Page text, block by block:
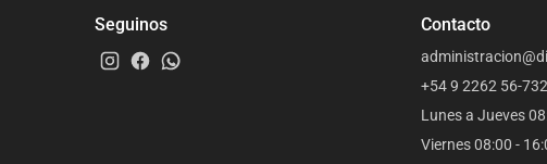
Seguinos Contacto
+54 9 2262 56-
Lunes a Jueves
Viernes 08:00 -